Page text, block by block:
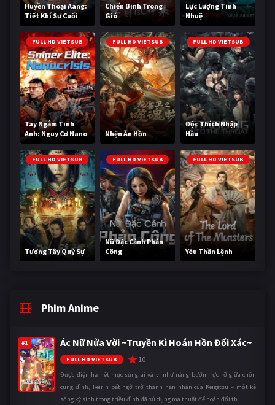
Huyền Thoại Aang:
Tiết Khí Sư Cuối
Cùng
Chiến Binh Trong
Gió
Lực Lượng Tinh
Nhuệ
FULL HD VIETSUB
Tay Ngắm Tinh
Anh: Nguy Cơ Nano
FULL HD VIETSUB
Nhện Ăn Hồn
FULL HD VIETSUB
Độc Thích Nhập
Hầu
FULL HD VIETSUB
Tương Tây Quỷ Sự
FULL HD VIETSUB
Nữ Đặc Cảnh Phản
Công
FULL HD VIETSUB
Yêu Thần Lệnh
Phim Anime
#1 Ác Nữ Nửa Vời ~Truyền Kì Hoán Hồn Đổi Xác~
FULL HD VIETSUB 10
Được điện hạ hết mực sủng ái và ví như nàng bướm rực rỡ giữa chốn
cung đình, Reirin bất ngờ trở thành nạn nhân của Keigetsu – một kẻ
sống ký sinh trong triều đình đã sử dụng ma thuật để hoán đổi th ...